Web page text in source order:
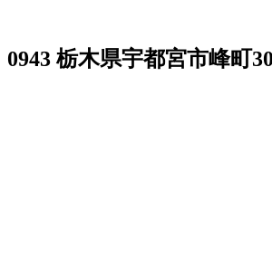
0943 栃木県宇都宮市峰町